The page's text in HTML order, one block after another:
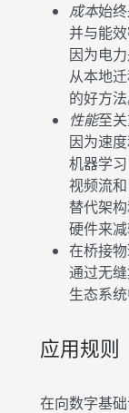
成本始
并与能效
因为电
从本地
的好方法
性能至关
因为速
机器学习
视频流
替代架
硬件来减
在桥接
通过无
生态系
应用规则
在向数字基础